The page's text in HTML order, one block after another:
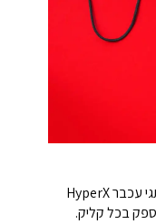
מדורגים עבור עד 100 מיליון קליקים, מתגי עכבר HyperX
בכל קליק.